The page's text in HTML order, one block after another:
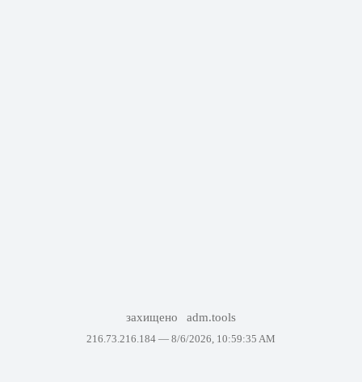
захищено adm.tools
216.73.216.184 — 8/6/2026, 10:59:35 AM